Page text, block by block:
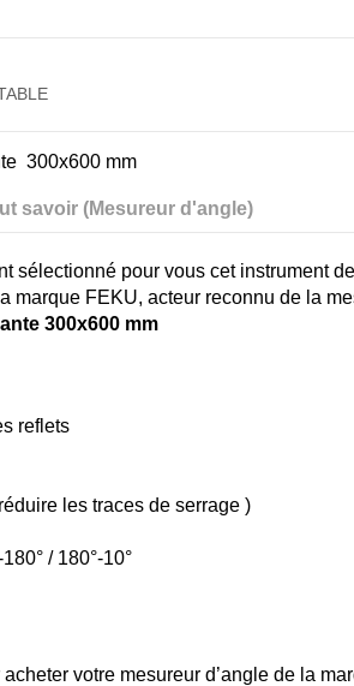
300x600 mm
savoir (Mesureur d'angle)
sélectionné pour vous cet instrument
marque FEKU, acteur reconnu de la
300x600 mm
reflets
les traces de serrage )
/ 180°-10°
votre mesureur d’angle de la